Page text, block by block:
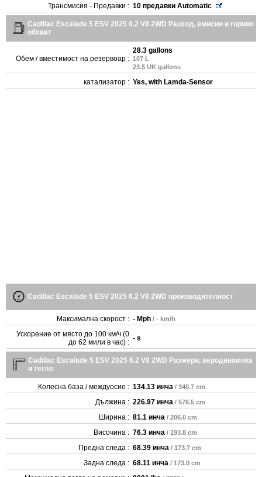
Трансмисия - Предавки : 10 предавки Automatic
Cadillac Escalade 5 ESV 2025 6.2 V8 2WD Разход, емисии и гориво
обхват
Обем / вместимост на резервоар :
28.3 gallons
107 L
23.5 UK gallons
катализатор : Yes, with Lamda-Sensor
Cadillac Escalade 5 ESV 2025 6.2 V8 2WD производителност
Максимална скорост : - Mph / - km/h
Ускорение от място до 100 км/ч (0
до 62 мили в час) : - s
Cadillac Escalade 5 ESV 2025 6.2 V8 2WD Размери, аеродинамика
и тегло
Колесна база / междуосие : 134.13 инча / 340.7 cm
Дължина : 226.97 инча / 576.5 cm
Ширина : 81.1 инча / 206.0 cm
Височина : 76.3 инча / 193.8 cm
Предна следа : 68.39 инча / 173.7 cm
Задна следа : 68.11 инча / 173.0 cm